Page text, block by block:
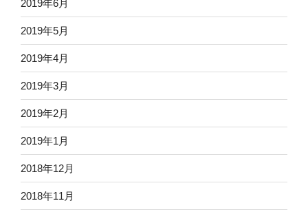
2019年6月
2019年5月
2019年4月
2019年3月
2019年2月
2019年1月
2018年12月
2018年11月